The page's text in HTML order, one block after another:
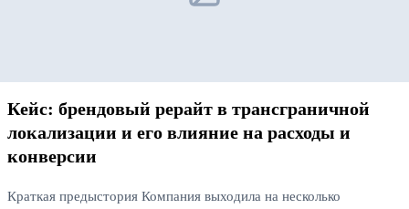
Кейс: брендовый рерайт в трансграничной
локализации и его влияние на расходы и
конверсии
Краткая предыстория Компания выходила на несколько